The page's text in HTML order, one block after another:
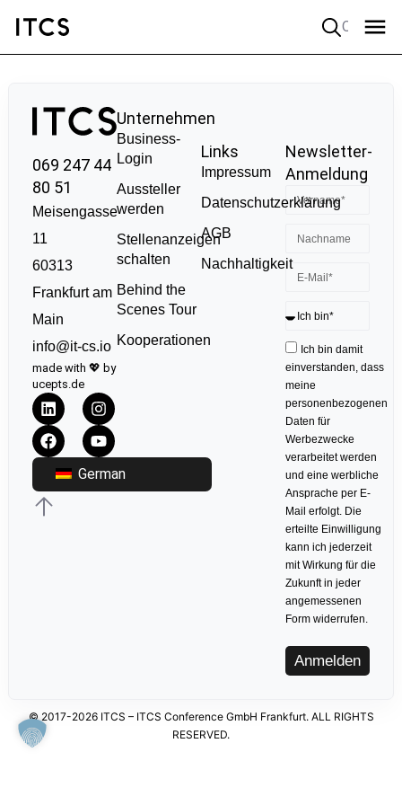
069 247 44
80 51
Meisengasse
11
60313
Frankfurt am
Main
info@it-cs.io
made with 💖 by
ucepts.de
German
Unternehmen
Business-
Login
Aussteller
werden
Stellenanzeigen
schalten
Behind the
Scenes Tour
Kooperationen
Links
Impressum
Datenschutzerklärung
AGB
Nachhaltigkeit
Newsletter-
Anmeldung
Ich bin damit
einverstanden, dass
meine
personenbezogenen
Daten für
Werbezwecke
verarbeitet werden
und eine werbliche
Ansprache per E-
Mail erfolgt. Die
erteilte Einwilligung
kann ich jederzeit
mit Wirkung für die
Zukunft in jeder
angemessenen
Form widerrufen.
Anmelden
© 2017-2026 ITCS – ITCS Conference GmbH Frankfurt. ALL RIGHTS
RESERVED.